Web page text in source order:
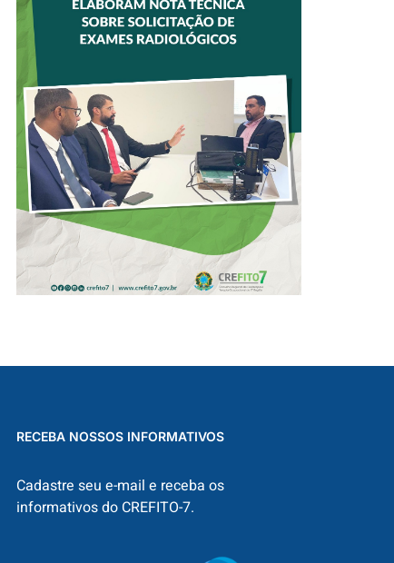
CREFITO-7 E
CRTR-08 INICIAM
NOTA TÉCNICA
SOLICITAÇÃO DE
EXAMES
RADIOLÓGICOS
RECEBA NOSSOS INFORMATIVOS
Cadastre seu e-mail e receba os
informativos do CREFITO-7.